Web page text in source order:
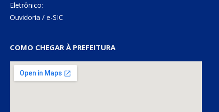
Eletrônico:
Ouvidoria / e-SIC
COMO CHEGAR À PREFEITURA